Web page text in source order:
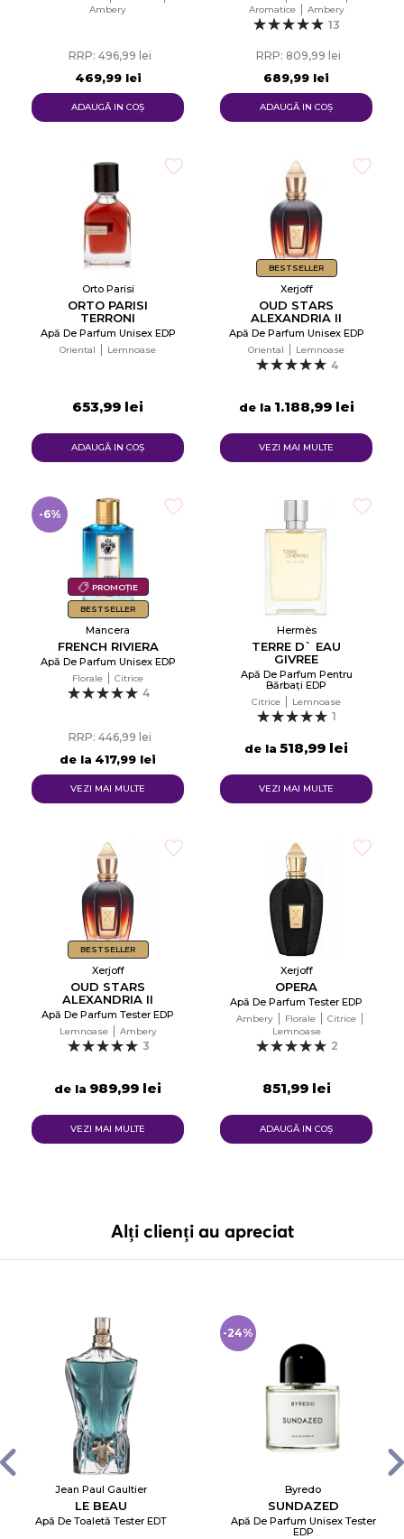
Ambery
RRP: 496,99 lei
469,99 lei
ADAUGĂ IN COŞ
Aromatice
Ambery
13
RRP: 809,99 lei
689,99 lei
ADAUGĂ IN COŞ
Orto Parisi
ORTO PARISI
TERRONI
Apă De Parfum Unisex EDP
Oriental Lemnoase
653,99 lei
ADAUGĂ IN COŞ
BESTSELLER
Xerjoff
OUD STARS
ALEXANDRIA II
Apă De Parfum Unisex EDP
Oriental Lemnoase
4
de la 1.188,99 lei
VEZI MAI MULTE
PROMOȚIE
BESTSELLER
-6%
Mancera
FRENCH RIVIERA
Apă De Parfum Unisex EDP
Florale Citrice
4
de la
RRP: 446,99 lei
417,99 lei
VEZI MAI MULTE
Hermès
TERRE D` EAU
GIVREE
Apă De Parfum Pentru
Bărbați EDP
Citrice Lemnoase
1
de la 518,99 lei
VEZI MAI MULTE
BESTSELLER
Xerjoff
OUD STARS
ALEXANDRIA II
Apă De Parfum Tester EDP
Lemnoase Ambery
3
de la 989,99 lei
VEZI MAI MULTE
Xerjoff
OPERA
Apă De Parfum Tester EDP
Ambery Florale
Citrice
Lemnoase
2
851,99 lei
ADAUGĂ IN COŞ
Alți clienți au apreciat
Jean Paul Gaultier
LE BEAU
Apă De Toaletă Tester EDT
-24%
Byredo
SUNDAZED
Apă De Parfum Unisex Tester
EDP